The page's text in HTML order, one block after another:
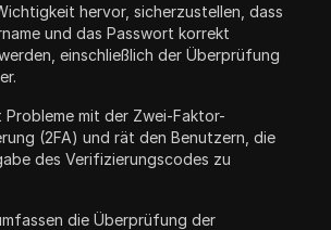
hervor, sicherzustellen, dass
und das Passwort korrekt
einschließlich der Überprüfung
Probleme mit der Zwei-Faktor-
(2FA) und rät den Benutzern, die
des Verifizierungscodes zu
die Überprüfung der